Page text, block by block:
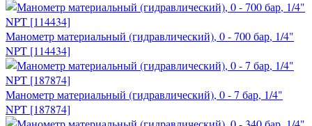
Манометр материальный (гидравлический), 0 - 700 бар, 1/4"
NPT [114434]
Манометр материальный (гидравлический), 0 - 7 бар, 1/4"
NPT [187874]